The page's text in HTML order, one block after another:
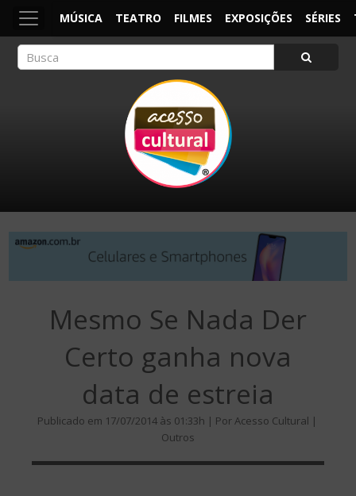
MÚSICA TEATRO FILMES EXPOSIÇÕES SÉRIES
Mesmo Se Nada Der
Certo ganha nova
data de estreia
Publicado em 17/07/2014 às 01:33h | Por Acesso Cultural |
Outros